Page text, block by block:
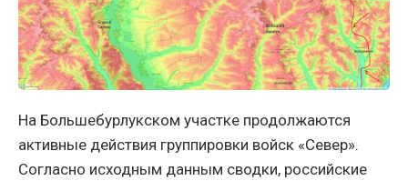
На Большебурлукском участке продолжаются
активные действия группировки войск «Север».
Согласно исходным данным сводки, российские